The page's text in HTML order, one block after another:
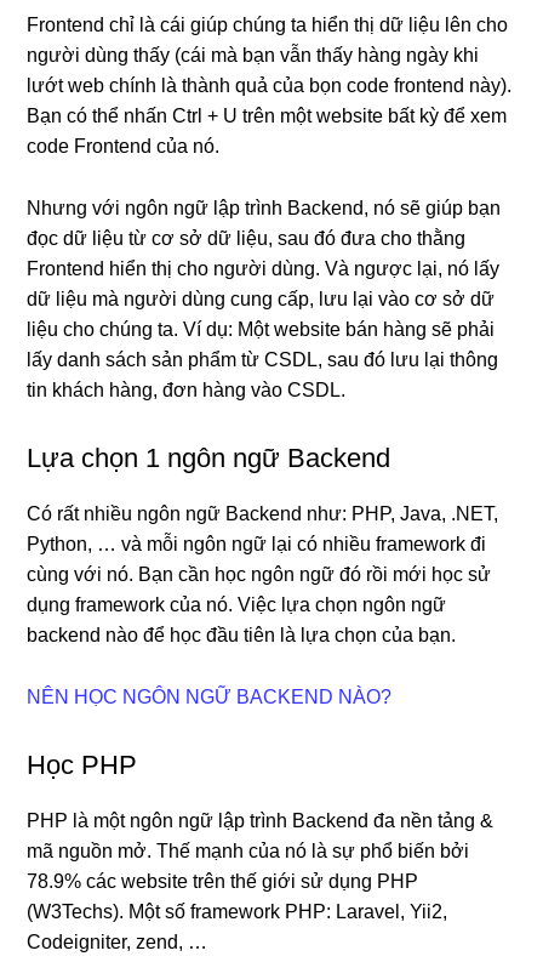
Frontend chỉ là cái giúp chúng ta hiển thị dữ liệu lên cho
người dùng thấy (cái mà bạn vẫn thấy hàng ngày khi
lướt web chính là thành quả của bọn code frontend này).
Bạn có thể nhấn Ctrl + U trên một website bất kỳ để xem
code Frontend của nó.
Nhưng với ngôn ngữ lập trình Backend, nó sẽ giúp bạn
đọc dữ liệu từ cơ sở dữ liệu, sau đó đưa cho thằng
Frontend hiển thị cho người dùng. Và ngược lại, nó lấy
dữ liệu mà người dùng cung cấp, lưu lại vào cơ sở dữ
liệu cho chúng ta. Ví dụ: Một website bán hàng sẽ phải
lấy danh sách sản phẩm từ CSDL, sau đó lưu lại thông
tin khách hàng, đơn hàng vào CSDL.
Lựa chọn 1 ngôn ngữ Backend
Có rất nhiều ngôn ngữ Backend như: PHP, Java, .NET,
Python, … và mỗi ngôn ngữ lại có nhiều framework đi
cùng với nó. Bạn cần học ngôn ngữ đó rồi mới học sử
dụng framework của nó. Việc lựa chọn ngôn ngữ
backend nào để học đầu tiên là lựa chọn của bạn.
NÊN HỌC NGÔN NGỮ BACKEND NÀO?
Học PHP
PHP là một ngôn ngữ lập trình Backend đa nền tảng &
mã nguồn mở. Thế mạnh của nó là sự phổ biến bởi
78.9% các website trên thế giới sử dụng PHP
(W3Techs). Một số framework PHP: Laravel, Yii2,
Codeigniter, zend, …